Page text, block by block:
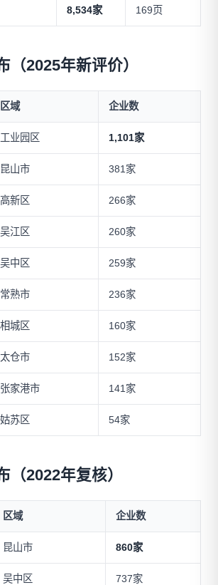
8,534家 169页
（2025年新评价）
区域 企业数
工业园区 1,101家
昆山市 381家
高新区 266家
吴江区 260家
吴中区 259家
常熟市 236家
相城区 160家
太仓市 152家
张家港市 141家
姑苏区 54家
（2022年复核）
区域 企业数
昆山市 860家
吴中区 737家